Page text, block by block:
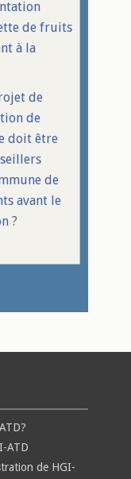
de fruits
à la
de
de
doit être
de
avant le
?
ATD
de HGI-